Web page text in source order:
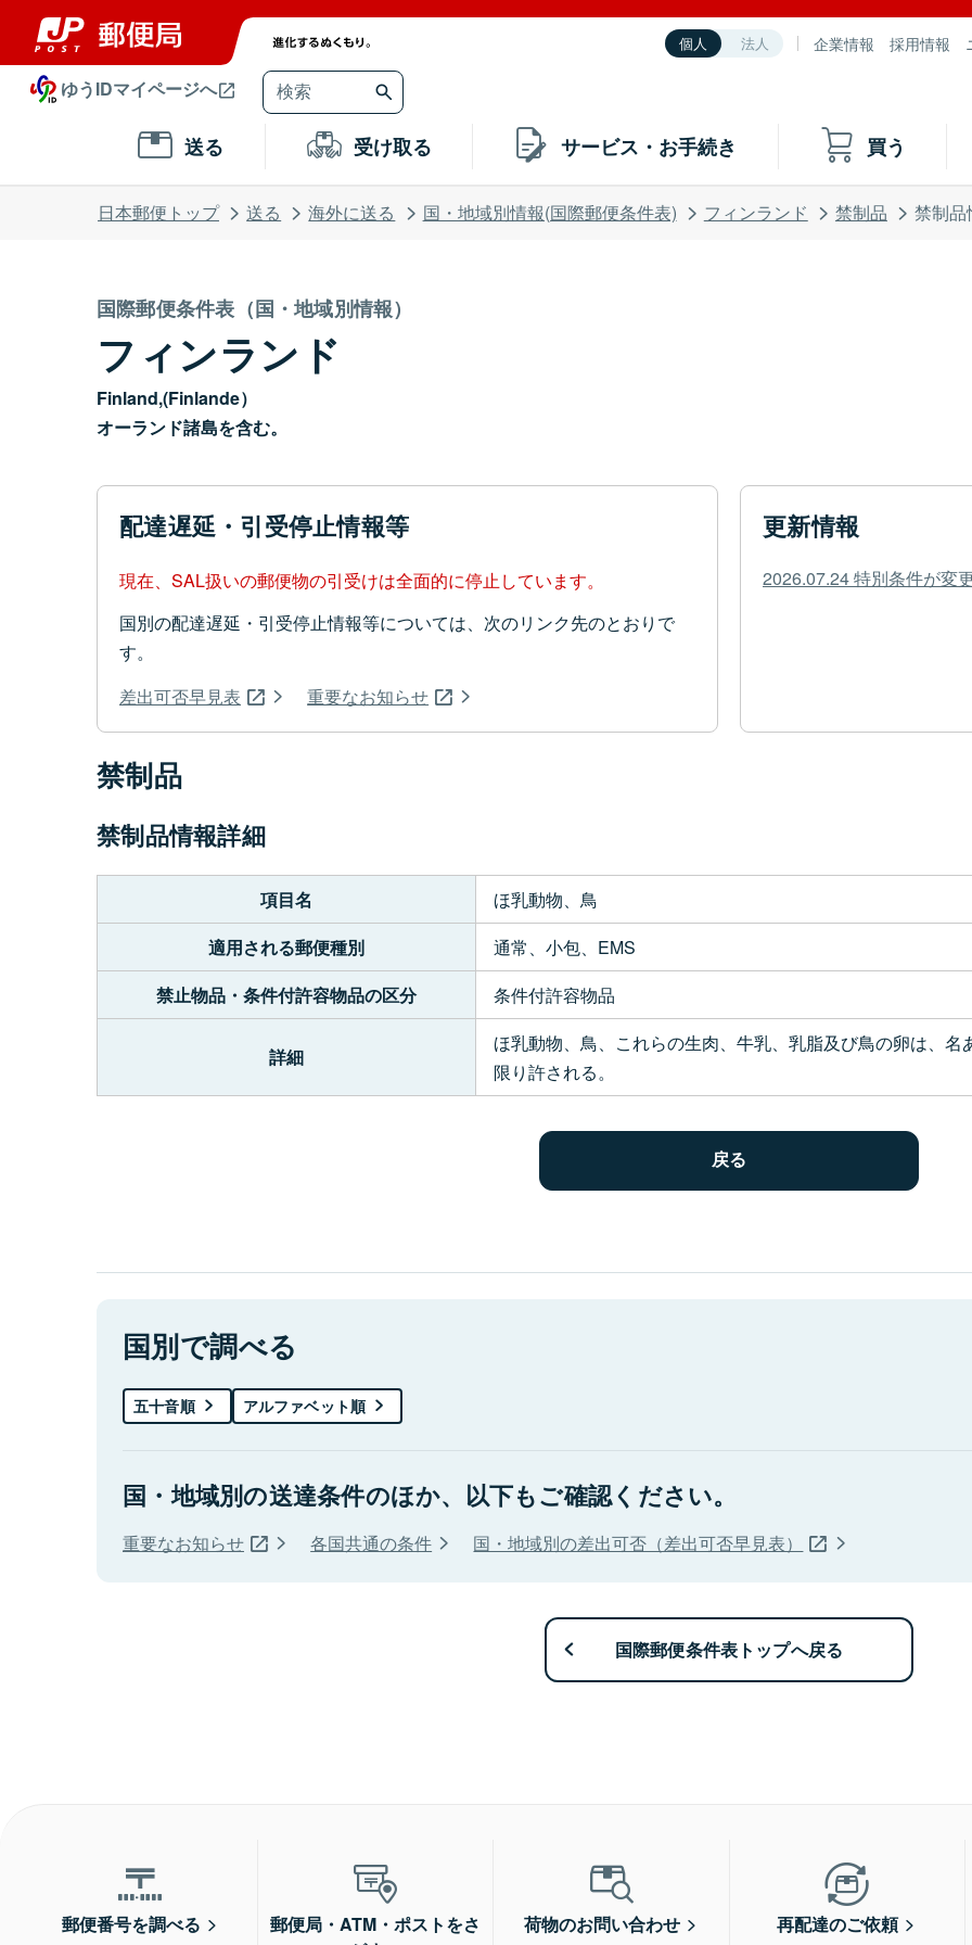
個人 法人 企業情報 採用情報
ゆうIDマイページへ
送る 受け取る サービス・お手続き 買う
日本郵便トップ 送る 海外に送る 国・地域別情報(国際郵便条件表) フィンランド 禁制品 禁制品
国際郵便条件表（国・地域別情報）
フィンランド
Finland,(Finlande）
オーランド諸島を含む。
配達遅延・引受停止情報等
現在、SAL扱いの郵便物の引受けは全面的に停止しています。
国別の配達遅延・引受停止情報等については、次のリンク先のとおりで
す。
差出可否早見表
重要なお知らせ
更新情報
2026.07.24 特別条件が変
禁制品
禁制品情報詳細
項目名
ほ乳動物、鳥
適用される郵便種別
通常、小包、EMS
禁止物品・条件付許容物品の区分
条件付許容物品
詳細
ほ乳動物、鳥、これらの生肉、牛乳、乳脂及び鳥の卵は、
限り許される。
国別で調べる
五十音順 アルファベット順
国・地域別の送達条件のほか、以下もご確認ください。
重要なお知らせ 各国共通の条件 国・地域別の差出可否（差出可否早見表）
国際郵便条件表トップへ戻る
郵便番号を調べる
郵便局・ATM・ポストをさ
荷物のお問い合わせ 再配達のご依頼